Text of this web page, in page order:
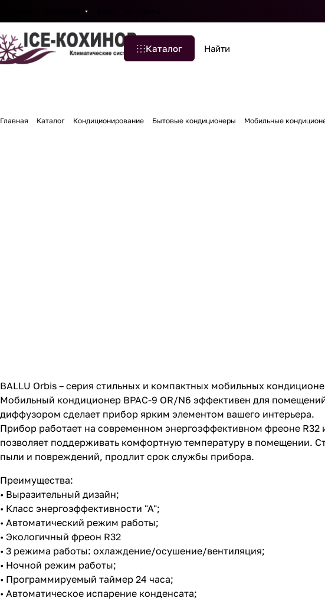
Каталог
Главная Каталог Кондиционирование Бытовые кондиционеры Мобильные
BALLU Orbis – серия стильных и компактных мобильных
Мобильный кондиционер BPAC-9 OR/N6 эффективен для
диффузором сделает прибор ярким элементом вашего интерьера.
Прибор работает на современном энергоэффективном фреоне
позволяет поддерживать комфортную температуру в помещении.
пыли и повреждений, продлит срок службы прибора.
Преимущества:
• Выразительный дизайн;
• Класс энергоэффективности "А";
• Автоматический режим работы;
• Экологичный фреон R32
• 3 режима работы: охлаждение/осушение/вентиляция;
• Ночной режим работы;
• Программируемый таймер 24 часа;
• Автоматическое испарение конденсата;